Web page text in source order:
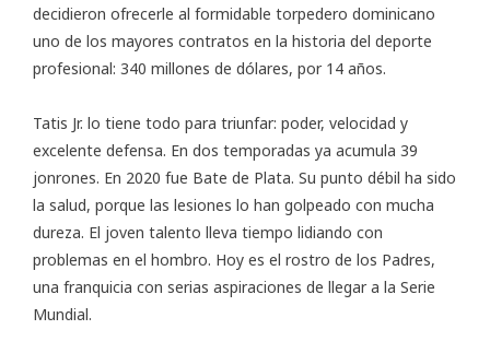
decidieron ofrecerle al formidable torpedero dominicano
uno de los mayores contratos en la historia del deporte
profesional: 340 millones de dólares, por 14 años.
Tatis Jr. lo tiene todo para triunfar: poder, velocidad y
excelente defensa. En dos temporadas ya acumula 39
jonrones. En 2020 fue Bate de Plata. Su punto débil ha sido
la salud, porque las lesiones lo han golpeado con mucha
dureza. El joven talento lleva tiempo lidiando con
problemas en el hombro. Hoy es el rostro de los Padres,
una franquicia con serias aspiraciones de llegar a la Serie
Mundial.